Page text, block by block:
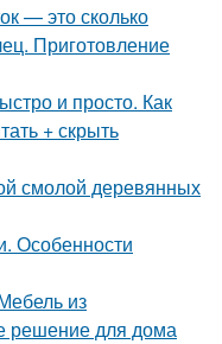
— это сколько
Приготовление
и просто. Как
+ скрыть
смолой деревянных
Особенности
из
решение для дома